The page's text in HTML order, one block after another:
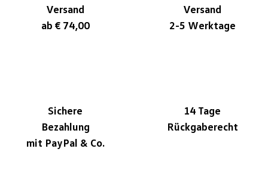
Versand
ab € 74,00
Versand
2-5 Werktage
Sichere
Bezahlung
mit PayPal & Co.
14 Tage
Rückgaberecht